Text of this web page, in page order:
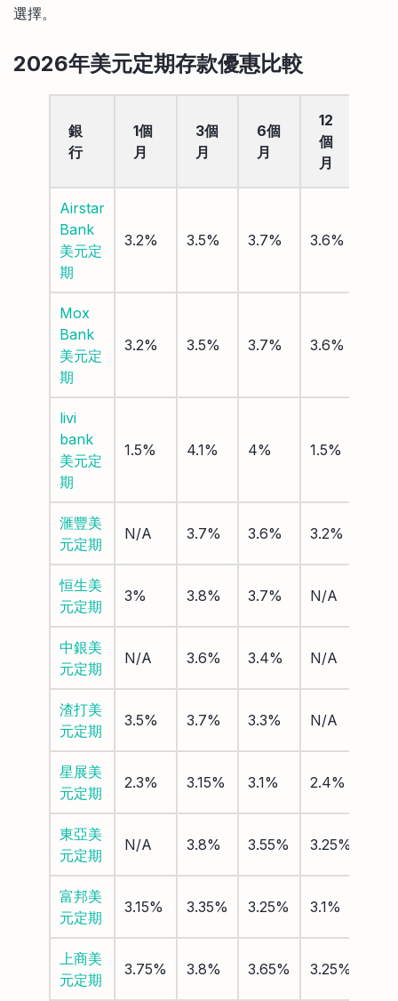
選擇。
2026年美元定期存款優惠比較
銀
行
1個
月
3個
月
6個
月
12
個
月
Airstar
Bank
美元定
期
3.2% 3.5% 3.7% 3.6%
Mox
Bank
美元定
期
3.2% 3.5% 3.7% 3.6%
livi
bank
美元定
期
1.5% 4.1% 4% 1.5%
滙豐美
元定期
N/A 3.7% 3.6% 3.2%
恒生美
元定期
3% 3.8% 3.7% N/A
中銀美
元定期
N/A 3.6% 3.4% N/A
渣打美
元定期
3.5% 3.7% 3.3% N/A
星展美
元定期
2.3% 3.15% 3.1% 2.4%
東亞美
元定期
N/A 3.8% 3.55% 3.25%
富邦美
元定期
3.15% 3.35% 3.25% 3.1%
上商美
元定期
3.75% 3.8% 3.65% 3.25%